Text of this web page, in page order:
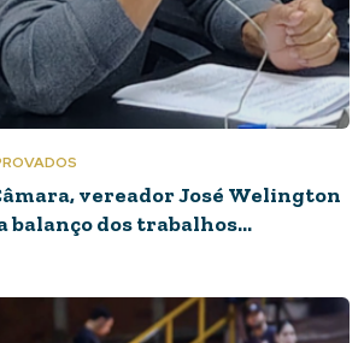
vereador José Welington
balanço dos trabalhos
de 2025 Com 60